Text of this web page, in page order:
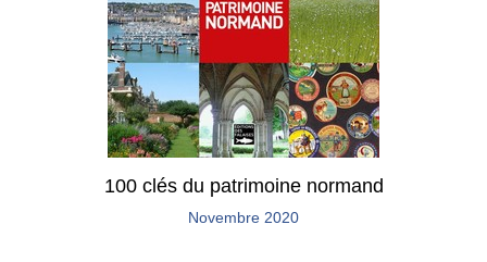
100 clés du patrimoine normand
Novembre 2020